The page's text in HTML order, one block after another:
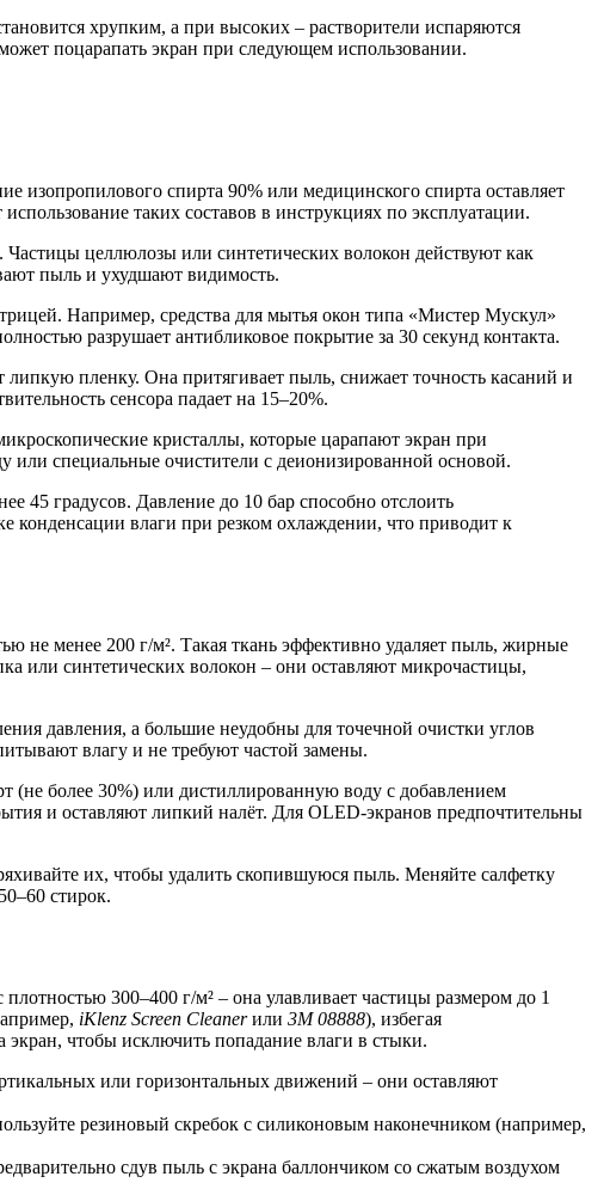
хрупким, а при высоких – растворители испаряются
поцарапать экран при следующем использовании.
спирта 90% или медицинского спирта оставляет
таких составов в инструкциях по эксплуатации.
целлюлозы или синтетических волокон действуют как
пыль и ухудшают видимость.
Например, средства для мытья окон типа «Мистер Мускул»
разрушает антибликовое покрытие за 30 секунд контакта.
пленку. Она притягивает пыль, снижает точность касаний и
сенсора падает на 15–20%.
кристаллы, которые царапают экран при
или специальные очистители с деионизированной основой.
45 градусов. Давление до 10 бар способно отслоить
конденсации влаги при резком охлаждении, что приводит к
не менее 200 г/м². Такая ткань эффективно удаляет пыль, жирные
или синтетических волокон – они оставляют микрочастицы,
давления, а большие неудобны для точечной очистки углов
влагу и не требуют частой замены.
(не более 30%) или дистиллированную воду с добавлением
и оставляют липкий налёт. Для OLED-экранов предпочтительны
их, чтобы удалить скопившуюся пыль. Меняйте салфетку
стирок.
300–400 г/м² – она улавливает частицы размером до 1
iKlenz Screen Cleanerили 3M 08888), избегая
чтобы исключить попадание влаги в стыки.
или горизонтальных движений – они оставляют
резиновый скребок с силиконовым наконечником (например,
сдув пыль с экрана баллончиком со сжатым воздухом